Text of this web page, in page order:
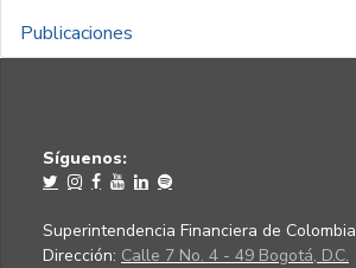
Publicaciones
Síguenos:
Superintendencia Financiera de Colombia
Dirección: Calle 7 No. 4 - 49 Bogotá, D.C.